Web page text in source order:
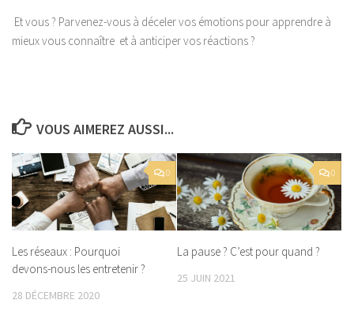
Et vous ? Parvenez-vous à déceler vos émotions pour apprendre à
mieux vous connaître et à anticiper vos réactions ?
VOUS AIMEREZ AUSSI...
0
Les réseaux : Pourquoi
devons-nous les entretenir ?
28 DÉCEMBRE 2020
0
La pause ? C’est pour quand ?
25 JUIN 2021